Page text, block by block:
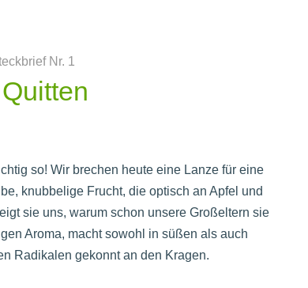
Nr. 1
so! Wir brechen heute eine Lanze für eine
knubbelige Frucht, die optisch an Apfel und
sie uns, warum schon unsere Großeltern sie
Aroma, macht sowohl in süßen als auch
Radikalen gekonnt an den Kragen.